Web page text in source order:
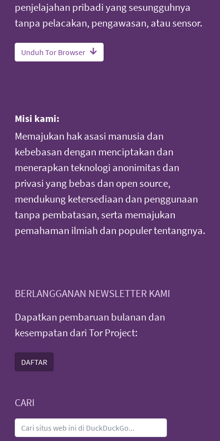
penjelajahan pribadi yang sesungguhnya
tanpa pelacakan, pengawasan, atau sensor.
Unduh Tor Browser
Misi kami:
Memajukan hak asasi manusia dan
kebebasan dengan menciptakan dan
menerapkan teknologi anonimitas dan
privasi yang bebas dan open source,
mendukung ketersediaan dan penggunaan
tanpa pembatasan, serta memajukan
pemahaman ilmiah dan populer tentangnya.
BERLANGGANAN NEWSLETTER KAMI
Dapatkan pembaruan bulanan dan
kesempatan dari Tor Project:
DAFTAR
CARI